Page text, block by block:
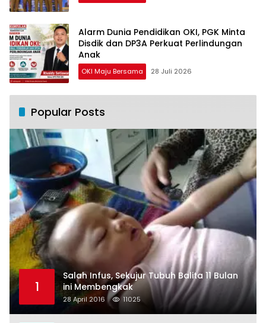
Alarm Dunia Pendidikan OKI, PGK Minta
Disdik dan DP3A Perkuat Perlindungan
Anak
OKI Maju Bersama 28 Juli 2026
Popular Posts
1
Salah Infus, Sekujur Tubuh Balita 11 Bulan
ini Membengkak
28 April 2016 11025